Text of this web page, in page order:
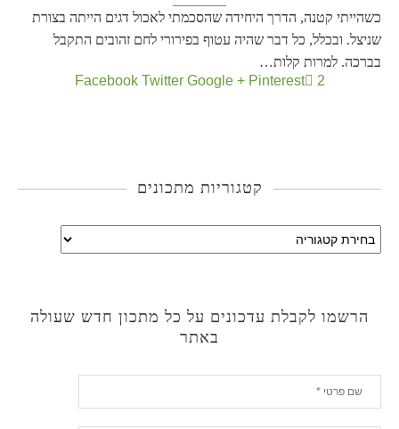
כשהייתי קטנה, הדרך היחידה שהסכמתי לאכול דגים הייתה בצורת
שניצל. ובכלל, כל דבר שהיה עטוף בפירורי לחם זהובים התקבל
בברכה. למרות קלות…
2
Facebook Twitter Google + Pinterest
קטגוריות מתכונים
הרשמו לקבלת עדכונים על כל מתכון חדש שעולה
באתר